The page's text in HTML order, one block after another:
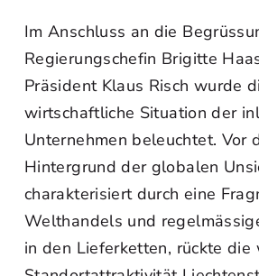
Im Anschluss an die
Regierungschefin Brigitte
Präsident Klaus Risch wurde
wirtschaftliche Situation der
Unternehmen beleuchtet. Vor
Hintergrund der globalen
charakterisiert durch eine
Welthandels und
in den Lieferketten, rückte die